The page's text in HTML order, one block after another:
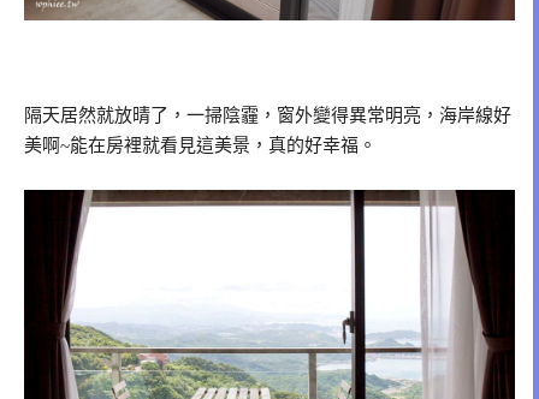
隔天居然就放晴了，一掃陰霾，窗外變得異常明亮，海岸線好
美啊~能在房裡就看見這美景，真的好幸福。